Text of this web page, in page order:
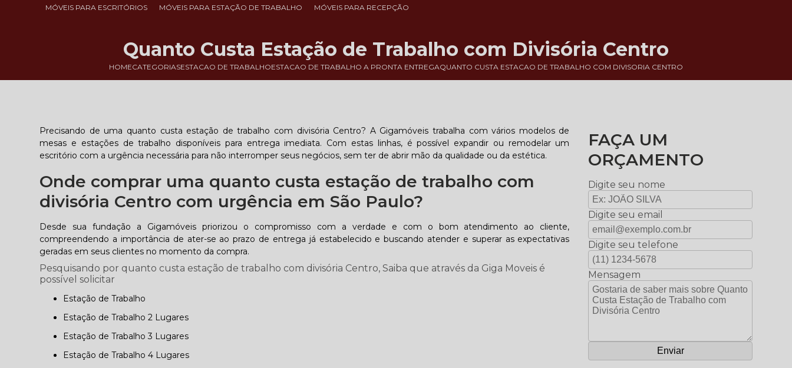
MÓVEIS PARA ESCRITÓRIOS MÓVEIS PARA ESTAÇÃO DE TRABALHO MÓVEIS PARA RECEPÇÃO
HOMECATEGORIASESTACAO DE TRABALHOESTACAO DE TRABALHO A PRONTA ENTREGAQUANTO CUSTA ESTACAO DE TRABALHO COM DIVISORIA CENTRO
Quanto Custa Estação de Trabalho com Divisória Centro
Precisando de uma quanto custa estação de trabalho com divisória Centro? A Gigamóveis trabalha com vários modelos de
mesas e estações de trabalho disponíveis para entrega imediata. Com estas linhas, é possível expandir ou remodelar um
escritório com a urgência necessária para não interromper seus negócios, sem ter de abrir mão da qualidade ou da estética.
Onde comprar uma quanto custa estação de trabalho com
divisória Centro com urgência em São Paulo?
Desde sua fundação a Gigamóveis priorizou o compromisso com a verdade e com o bom atendimento ao cliente,
compreendendo a importância de ater-se ao prazo de entrega já estabelecido e buscando atender e superar as expectativas
geradas em seus clientes no momento da compra.
Pesquisando por quanto custa estação de trabalho com divisória Centro, Saiba que através da Giga Moveis é
possível solicitar
Estação de Trabalho
Estação de Trabalho 2 Lugares
Estação de Trabalho 3 Lugares
Estação de Trabalho 4 Lugares
FAÇA UM
ORÇAMENTO
Digite seu nome
Digite seu email
Digite seu telefone
Mensagem